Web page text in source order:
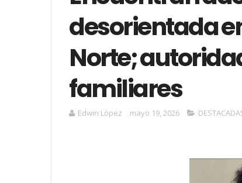
desorientada
Norte;
familiares
Edwin López mayo 19, 2026